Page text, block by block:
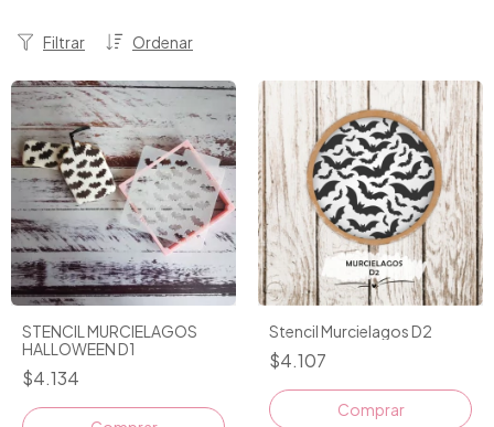
Ordenar
Filtrar
STENCIL MURCIELAGOS
HALLOWEEN D1
$4.134
Stencil Murcielagos D2
$4.107